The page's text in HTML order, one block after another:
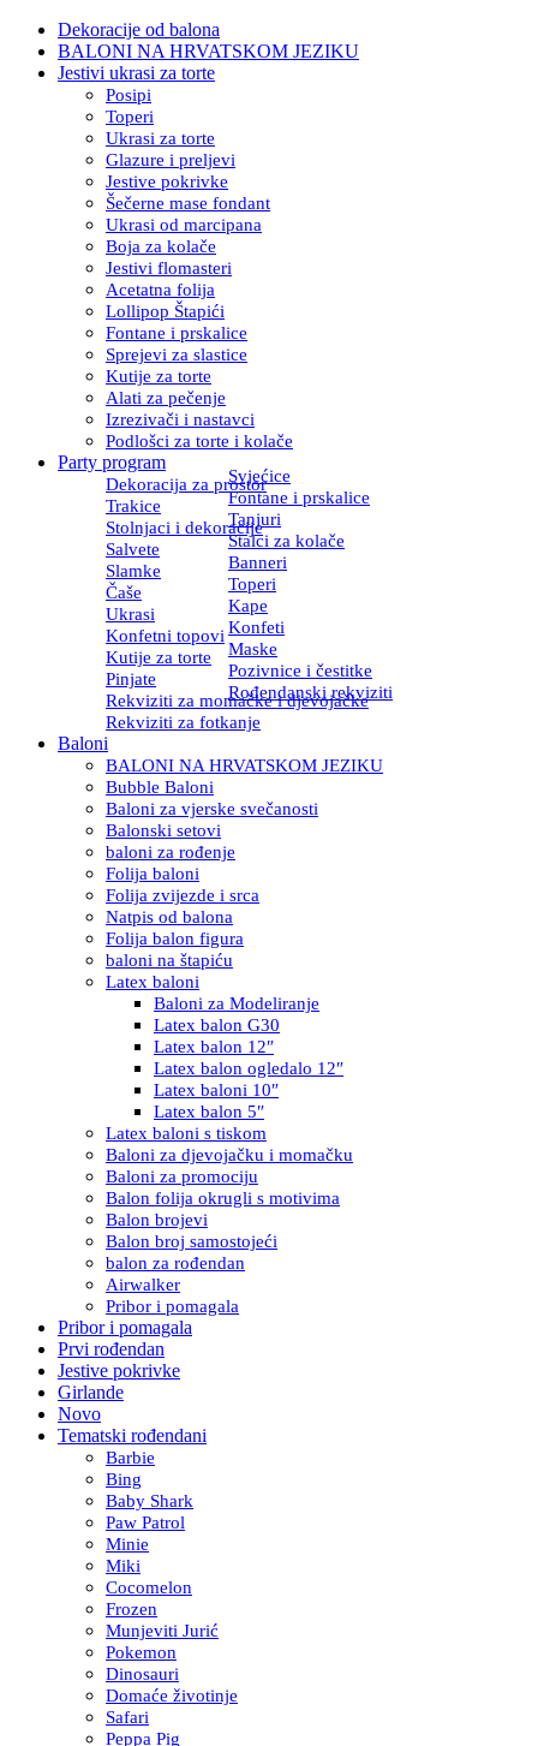
Dekoracije od balona
BALONI NA HRVATSKOM JEZIKU
Jestivi ukrasi za torte
Posipi
Toperi
Ukrasi za torte
Glazure i preljevi
Jestive pokrivke
Šečerne mase fondant
Ukrasi od marcipana
Boja za kolače
Jestivi flomasteri
Acetatna folija
Lollipop Štapići
Fontane i prskalice
Sprejevi za slastice
Kutije za torte
Alati za pečenje
Izrezivači i nastavci
Podlošci za torte i kolače
Party program
Dekoracija za prostor
Svjećice
Trakice
Fontane i prskalice
Stolnjaci i dekoracije
Tanjuri
Salvete
Stalci za kolače
Slamke
Banneri
Čaše
Toperi
Ukrasi
Kape
Konfetni topovi Konfeti
Kutije za torte
Maske
Pinjate
Pozivnice i čestitke
Rekviziti za momačke i djevojačke
Rođendanski rekviziti
Rekviziti za fotkanje
Baloni
BALONI NA HRVATSKOM JEZIKU
Bubble Baloni
Baloni za vjerske svečanosti
Balonski setovi
baloni za rođenje
Folija baloni
Folija zvijezde i srca
Natpis od balona
Folija balon figura
baloni na štapiću
Latex baloni
Baloni za Modeliranje
Latex balon G30
Latex balon 12″
Latex balon ogledalo 12″
Latex baloni 10″
Latex balon 5″
Latex baloni s tiskom
Baloni za djevojačku i momačku
Baloni za promociju
Balon folija okrugli s motivima
Balon brojevi
Balon broj samostojeći
balon za rođendan
Airwalker
Pribor i pomagala
Pribor i pomagala
Prvi rođendan
Jestive pokrivke
Girlande
Novo
Tematski rođendani
Barbie
Bing
Baby Shark
Paw Patrol
Minie
Miki
Cocomelon
Frozen
Munjeviti Jurić
Pokemon
Dinosauri
Domaće životinje
Safari
Peppa Pig